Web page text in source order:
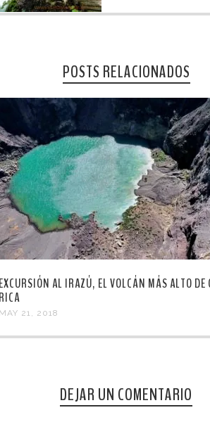
POSTS RELACIONADOS
EXCURSIÓN AL IRAZÚ, EL VOLCÁN MÁS ALTO DE
RICA
MAY 21, 2018
DEJAR UN COMENTARIO